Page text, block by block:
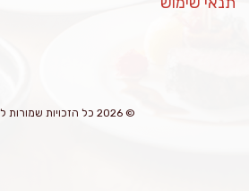
© 2026 כל הזכויות שמורות לטעימתא